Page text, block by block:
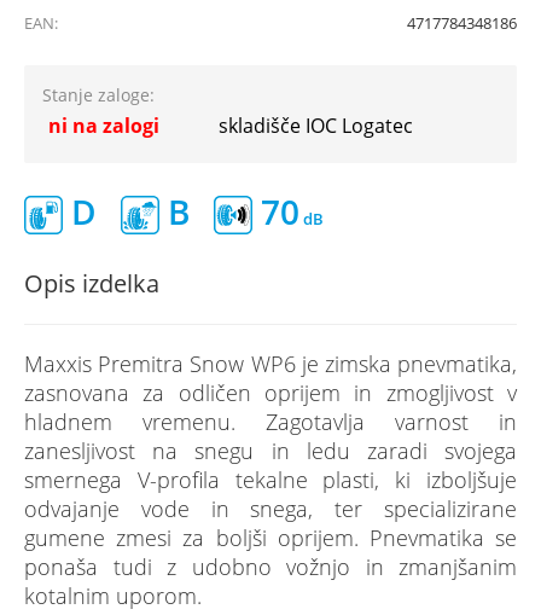
EAN:
4717784348186
Stanje zaloge:
ni na zalogi skladišče IOC Logatec
D B 70
Opis izdelka
Maxxis Premitra Snow WP6 je zimska pnevmatika,
zasnovana za odličen oprijem in zmogljivost v
hladnem vremenu. Zagotavlja varnost in
zanesljivost na snegu in ledu zaradi svojega
smernega V-profila tekalne plasti, ki izboljšuje
odvajanje vode in snega, ter specializirane
gumene zmesi za boljši oprijem. Pnevmatika se
ponaša tudi z udobno vožnjo in zmanjšanim
kotalnim uporom.